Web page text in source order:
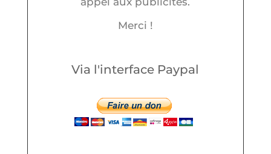
Merci !
Via l'interface Paypal